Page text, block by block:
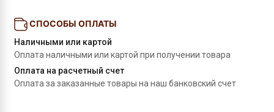
СПОСОБЫ ОПЛАТЫ
Наличными или картой
Оплата наличными или картой при получении товара
Оплата на расчетный счет
Оплата за заказанные товары на наш банковский счет